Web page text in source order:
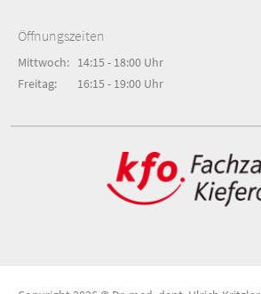
Öffnungszeiten
Mittwoch: 14:15 - 18:00 Uhr
Freitag:
16:15 - 19:00 Uhr